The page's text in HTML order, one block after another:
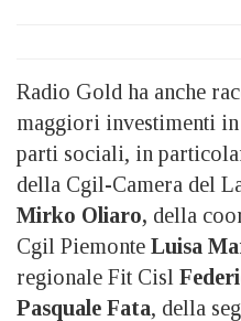
Radio Gold ha anche
maggiori investimenti
parti sociali, in
della Cgil-Camera del
Mirko Oliaro, della
Cgil Piemonte Luisa
regionale Fit Cisl
Pasquale Fata, della